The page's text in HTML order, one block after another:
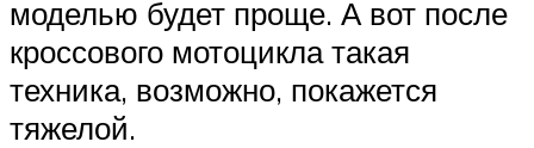
моделью будет проще. А вот после
кроссового мотоцикла такая
техника, возможно, покажется
тяжелой.